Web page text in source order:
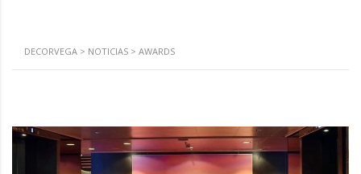
DECORVEGA > NOTICIAS > AWARDS